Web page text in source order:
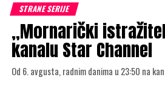
STRANE SERIJE
„Mornarički
kanalu Star Channel
Od 6. avgusta, radnim danima u 23:50 na